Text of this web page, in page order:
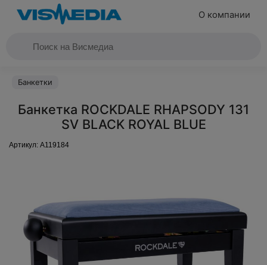
О компании
Банкетки
Банкетка ROCKDALE RHAPSODY 131
SV BLACK ROYAL BLUE
Артикул: A119184